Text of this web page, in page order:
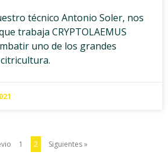
técnico Antonio Soler, nos
trabaja CRYPTOLAEMUS
uno de los grandes
1 2 Siguientes »